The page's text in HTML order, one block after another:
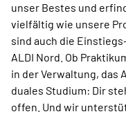
unser Bestes und
vielfältig wie unsere
sind auch die
ALDI Nord. Ob
in der Verwaltung, das
duales Studium: Dir
offen. Und wir